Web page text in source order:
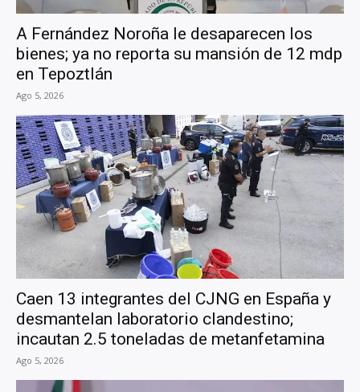
A Fernández Noroña le desaparecen los
bienes; ya no reporta su mansión de 12 mdp
en Tepoztlán
Ago 5, 2026
Caen 13 integrantes del CJNG en España y
desmantelan laboratorio clandestino;
incautan 2.5 toneladas de metanfetamina
Ago 5, 2026